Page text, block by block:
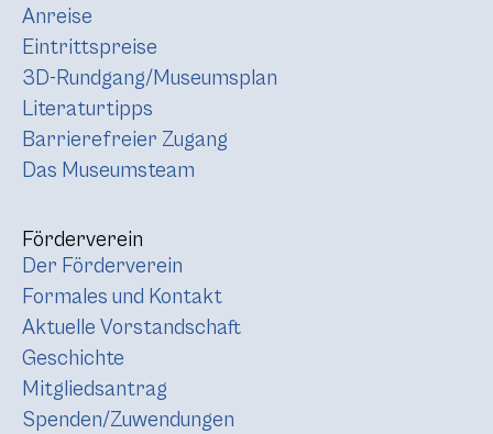
Anreise
Eintrittspreise
3D-Rundgang/Museumsplan
Literaturtipps
Barrierefreier Zugang
Das Museumsteam
Förderverein
Der Förderverein
Formales und Kontakt
Aktuelle Vorstandschaft
Geschichte
Mitgliedsantrag
Spenden/Zuwendungen